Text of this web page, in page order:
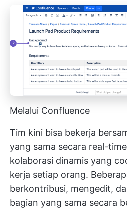
Melalui Confluence
Tim kini bisa bekerja
yang sama secara real-
kolaborasi dinamis yang
kerja setiap orang.
berkontribusi, mengedit,
bagian yang sama secara